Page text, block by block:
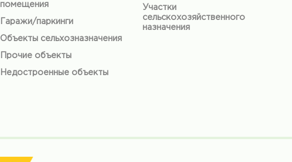
помещения
Гаражи/паркинги
Объекты сельхозназначения
Прочие объекты
Недостроенные объекты
Участки
сельскохозяйственного
назначения